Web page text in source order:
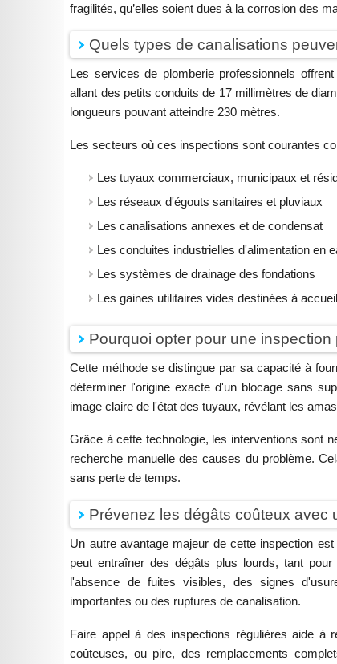
fragilités, qu’elles soient dues à la corrosion des
Quels types de canalisations
Les services de plomberie professionnels
allant des petits conduits de 17 millimètres de
longueurs pouvant atteindre 230 mètres.
Les secteurs où ces inspections sont courantes
Les tuyaux commerciaux, municipaux et
Les réseaux d'égouts sanitaires et pluviaux
Les canalisations annexes et de condensat
Les conduites industrielles d'alimentation en
Les systèmes de drainage des fondations
Les gaines utilitaires vides destinées à
Pourquoi opter pour une inspection
Cette méthode se distingue par sa capacité à
déterminer l'origine exacte d'un blocage sans
image claire de l'état des tuyaux, révélant les
Grâce à cette technologie, les interventions sont
recherche manuelle des causes du problème.
sans perte de temps.
Prévenez les dégâts coûteux avec
Un autre avantage majeur de cette inspection
peut entraîner des dégâts plus lourds, tant
l'absence de fuites visibles, des signes
importantes ou des ruptures de canalisation.
Faire appel à des inspections régulières aide à
coûteuses, ou pire, des remplacements